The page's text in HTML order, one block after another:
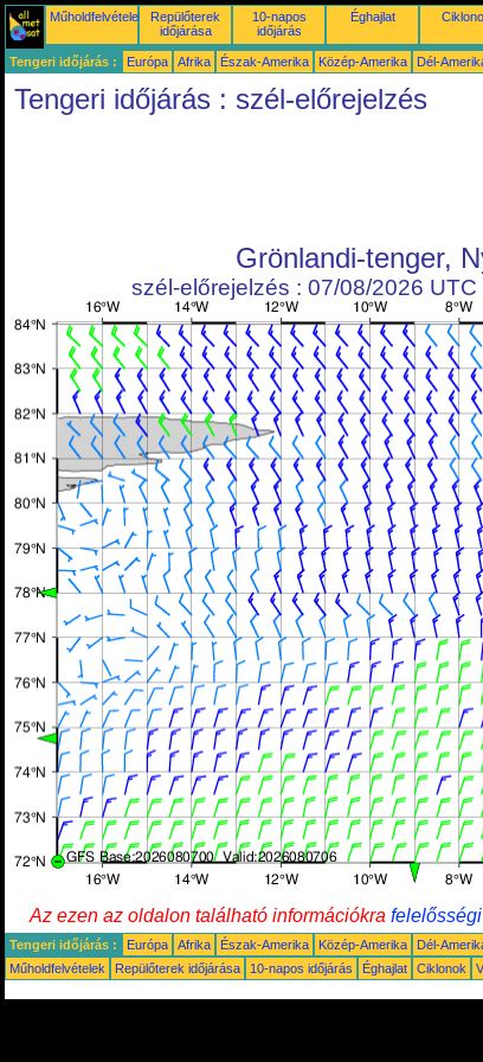
Műholdfelvételek
Repülőterek
időjárása
10-napos
időjárás
Éghajlat
Tengeri időjárás : Európa Afrika Észak-Amerika Közép-Amerika Dél-
Tengeri időjárás : szél-előrejelzés
Grönlandi-tenger,
szél-előrejelzés : 07/08/2026
Az ezen az oldalon található információkra
Tengeri időjárás : Európa Afrika Észak-Amerika Közép-Amerika Dél-
Műholdfelvételek
Repülőterek időjárása 10-napos időjárás Éghajlat Ciklonok